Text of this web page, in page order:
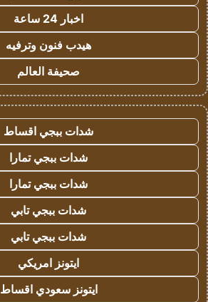
اخبار 24 ساعة
هيدب فنون وترفيه
صحيفة العالم
شدات ببجي اقساط
شدات ببجي تمارا
شدات ببجي تمارا
شدات ببجي تابي
شدات ببجي تابي
ايتونز امريكي
ايتونز سعودي اقساط